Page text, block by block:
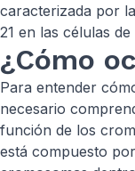
caracterizada por
21 en las células
¿Cómo
Para entender
necesario
función de los
está compuesto